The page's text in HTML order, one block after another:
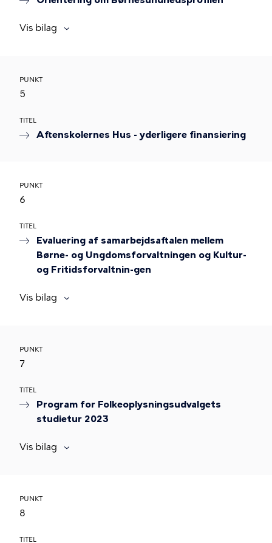
Vis bilag
PUNKT
5
TITEL
Aftenskolernes Hus - yderligere finansiering
PUNKT
6
TITEL
Evaluering af samarbejdsaftalen mellem
Børne- og Ungdomsforvaltningen og Kultur-
og Fritidsforvaltnin-gen
Vis bilag
PUNKT
7
TITEL
Program for Folkeoplysningsudvalgets
studietur 2023
Vis bilag
PUNKT
8
TITEL